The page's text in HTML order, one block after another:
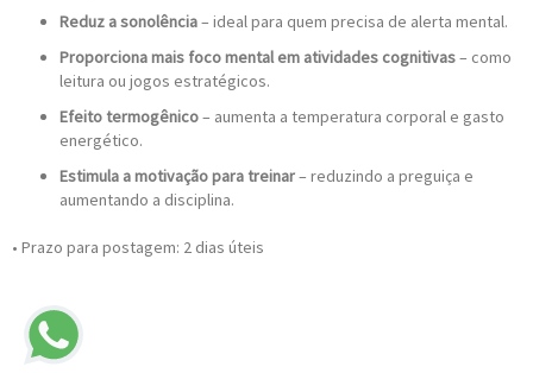
Reduz a sonolência– ideal para quem precisa de alerta mental.
Proporciona mais foco mental em atividades cognitivas– como
leitura ou jogos estratégicos.
Efeito termogênico– aumenta a temperatura corporal e gasto
energético.
Estimula a motivação para treinar– reduzindo a preguiça e
aumentando a disciplina.
• Prazo para postagem: 2 dias úteis